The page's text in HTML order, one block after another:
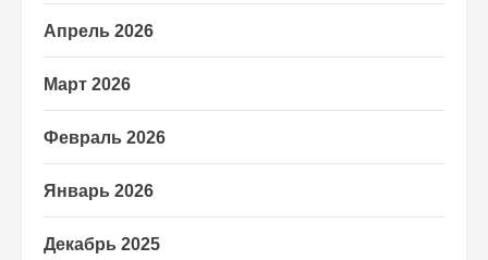
Апрель 2026
Март 2026
Февраль 2026
Январь 2026
Декабрь 2025